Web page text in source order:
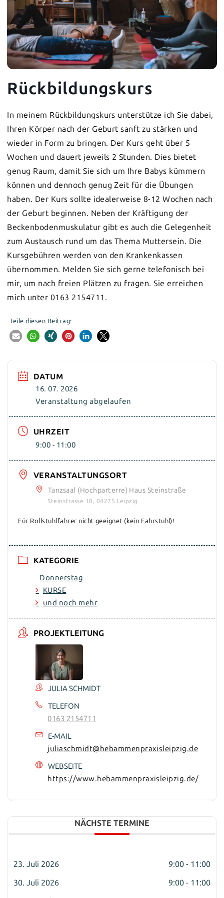
Rückbildungskurs
In meinem Rückbildungskurs unterstütze ich Sie dabei,
Ihren Körper nach der Geburt sanft zu stärken und
wieder in Form zu bringen. Der Kurs geht über 5
Wochen und dauert jeweils 2 Stunden. Dies bietet
genug Raum, damit Sie sich um Ihre Babys kümmern
können und dennoch genug Zeit für die Übungen
haben. Der Kurs sollte idealerweise 8-12 Wochen nach
der Geburt beginnen. Neben der Kräftigung der
Beckenbodenmuskulatur gibt es auch die Gelegenheit
zum Austausch rund um das Thema Muttersein. Die
Kursgebühren werden von den Krankenkassen
übernommen. Melden Sie sich gerne telefonisch bei
mir, um nach freien Plätzen zu fragen. Sie erreichen
mich unter 0163 2154711.
Teile diesen Beitrag:
DATUM
16. 07. 2026
Veranstaltung abgelaufen
UHRZEIT
9:00 - 11:00
VERANSTALTUNGSORT
Tanzsaal (Hochparterre) Haus Steinstraße
Steinstrasse 18, 04275 Leipzig
Für Rollstuhlfahrer nicht geeignet (kein Fahrstuhl)!
KATEGORIE
Donnerstag
KURSE
und noch mehr
PROJEKTLEITUNG
JULIA SCHMIDT
TELEFON
0163 2154711
E-MAIL
juliaschmidt@hebammenpraxisleipzig.de
WEBSEITE
https://www.hebammenpraxisleipzig.de/
NÄCHSTE TERMINE
23. Juli 2026
9:00 - 11:00
30. Juli 2026
9:00 - 11:00